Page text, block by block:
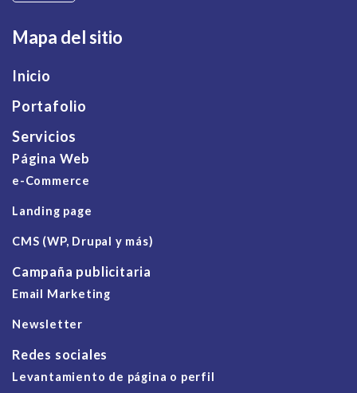
Mapa del sitio
Inicio
Portafolio
Servicios
Página Web
e-Commerce
Landing page
CMS (WP, Drupal y más)
Campaña publicitaria
Email Marketing
Newsletter
Redes sociales
Levantamiento de página o perfil